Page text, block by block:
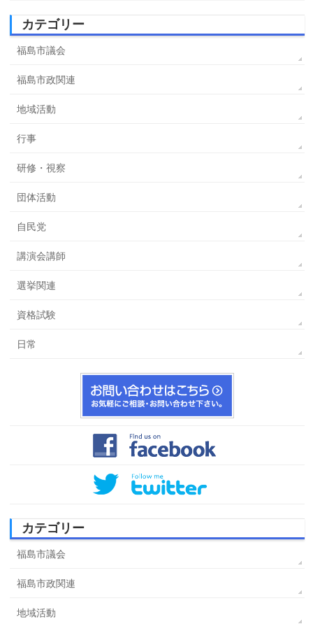
カテゴリー
福島市議会
福島市政関連
地域活動
行事
研修・視察
団体活動
自民党
講演会講師
選挙関連
資格試験
日常
カテゴリー
福島市議会
福島市政関連
地域活動